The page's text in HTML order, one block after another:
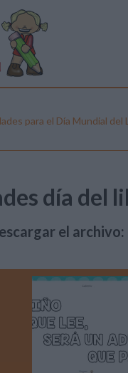
para el Día Mundial del
día del
el archivo: